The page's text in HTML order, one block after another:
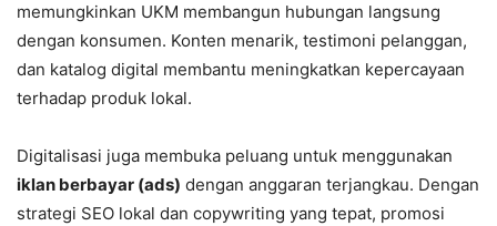
memungkinkan UKM membangun hubungan langsung
dengan konsumen. Konten menarik, testimoni pelanggan,
dan katalog digital membantu meningkatkan kepercayaan
terhadap produk lokal.
Digitalisasi juga membuka peluang untuk menggunakan
iklan berbayar (ads) dengan anggaran terjangkau. Dengan
strategi SEO lokal dan copywriting yang tepat, promosi